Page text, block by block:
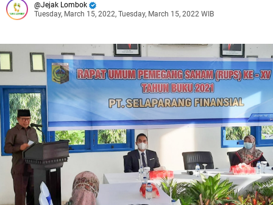
Jejak Lombok
Tuesday, March 15, 2022, Tuesday, March 15, 2022 WIB